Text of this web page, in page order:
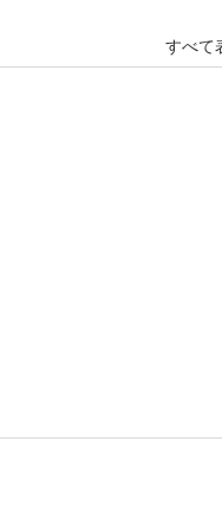
すべて